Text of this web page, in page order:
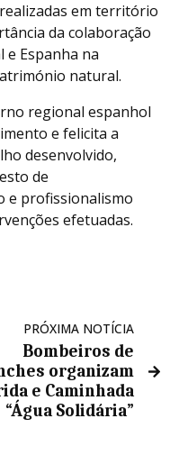
em território
da colaboração
Espanha na
natural.
regional espanhol
e felicita a
desenvolvido,
de
e profissionalismo
efetuadas.
PRÓXIMA NOTÍCIA
Bombeiros de
organizam
e Caminhada
“Água Solidária”